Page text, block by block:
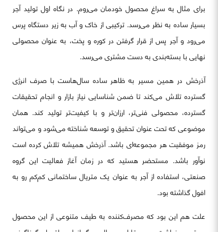
برای مثال به سراغ محصول خودمان می‌روم. در نگاه اول تولید آجر
بسیار ساده به نظر می‌رسد. ترکیبی از خاک و آب به زیر دستگاه پرس
می‌رود و آجر پس از قرار گرفتن در کوره و پخت، به عنوان محصولی
نهایی با بسته‌بندی به دست مشتری می‌رسد.
آذرخش در همین مسیر به ظاهر ساده سال‌هاست با صرف انرژی
گسترده تلاش می‌کند تا ضمن شناسایی نیاز بازار و انجام تحقیقات
گسترده، محصولی فنی‌تر، ارزان‌تر و با کیفیت‌تر تولید کند. همان
موضوعی که تحت عنوان تحقیق و توسعه شناخته می‌شود و می‌تواند
رمز موفقیت هر مجموعه‌ای باشد. آذرخش همیشه تلاش کرده است
نوآور باشد. مستحضر هستید که در زمان آغاز فعالیت این گروه
صنعتی، استفاده از آجر به عنوان یک متریال ساختمانی کم‌کم رو به
افول گذاشته بود.
علت هم این بود که مصرف‌کننده به طیف متنوعی از این محصول